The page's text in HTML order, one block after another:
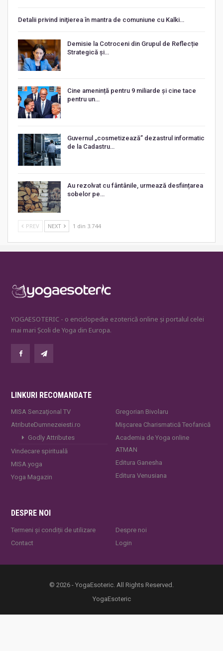
Detalii privind iniţierea în mantra de comuniune cu Kalki…
Demisie la Cotroceni din Grupul de Reflecție
Strategică și…
Cine amenință pentru 9 miliarde și cine tace
pentru un…
Guvernul „cosmetizează” dezastrul informatic
de la Cadastru…
Au rezolvat cu fântânile, urmează desființarea
sobelor pe…
PREV NEXT 1 din 3.744
YOGAESOTERIC - o enciclopedie ezoterică online și portalul celei
mai mari Școli de Yoga din Europa.
LINKURI RECOMANDATE
MISA Senzaţional TV
AtributeDumnezeiesti.ro
Godly Attributes
Vindecare spirituală
MISA.yoga
Yoga Magazin
Gregorian Bivolaru
Mișcarea Charismatică Teofanică
Academia de Yoga online
ATMAN
Editura Ganesha
Editura Venusiana
DESPRE NOI
Termeni și condiții de utilizare
Contact
Despre noi
Login
© 2026 - YogaEsoteric. All Rights Reserved.
YogaEsoteric